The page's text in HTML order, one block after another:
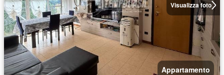
Visualizza foto
Appartamento